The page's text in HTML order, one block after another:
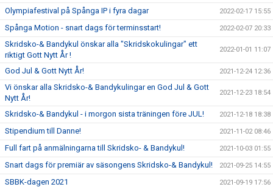
Olympiafestival på Spånga IP i fyra dagar 2022-02-17 15:55
Spånga Motion - snart dags för terminsstart! 2022-02-07 20:33
Skridsko-& Bandykul önskar alla "Skridskokulingar" ett
riktigt Gott Nytt År !
2022-01-01 11:07
God Jul & Gott Nytt År! 2021-12-24 12:36
Vi önskar alla Skridsko-& Bandykulingar en God Jul & Gott
Nytt År!
2021-12-23 18:54
Skridsko-& Bandykul - i morgon sista träningen före JUL! 2021-12-18 18:38
Stipendium till Danne! 2021-11-02 08:46
Full fart på anmälningarna till Skridsko- & Bandykul! 2021-10-03 01:55
Snart dags för premiär av säsongens Skridsko-& Bandykul! 2021-09-25 14:55
SBBK-dagen 2021 2021-09-19 17:56